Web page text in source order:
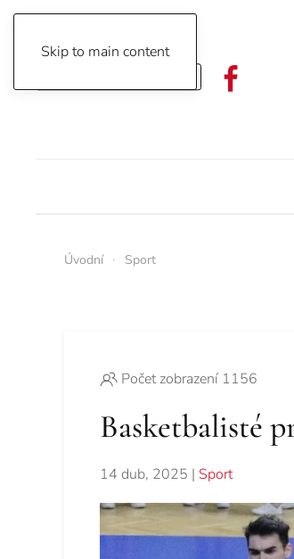
Skip to main content
Úvodní Sport
Počet zobrazení 1156
Basketbalisté
14 dub, 2025 | Sport